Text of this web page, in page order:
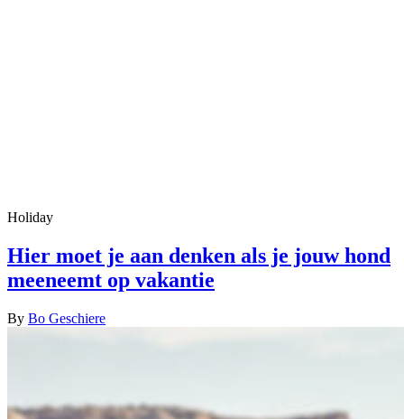
Holiday
Hier moet je aan denken als je jouw hond
meeneemt op vakantie
By Bo Geschiere